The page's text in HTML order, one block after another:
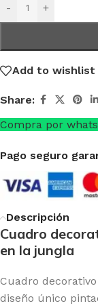
- +
Add to wishlist
Share:
Compra por
Pago seguro
Descripción
Cuadro
en la jungla
Cuadro
diseño único